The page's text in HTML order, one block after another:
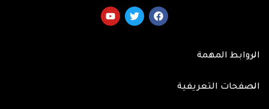
الروابط المهمة
الصفحات التعريفية